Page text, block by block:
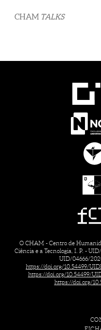
CHAM TALKS
O CHAM - Centro de
Ciência e a Tecnologia, I. P. -
UID/04666/
https://doi.org/10.54499/
https://doi.org/10.54499/
https://doi.org/